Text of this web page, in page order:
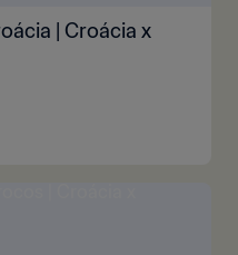
| Croácia x